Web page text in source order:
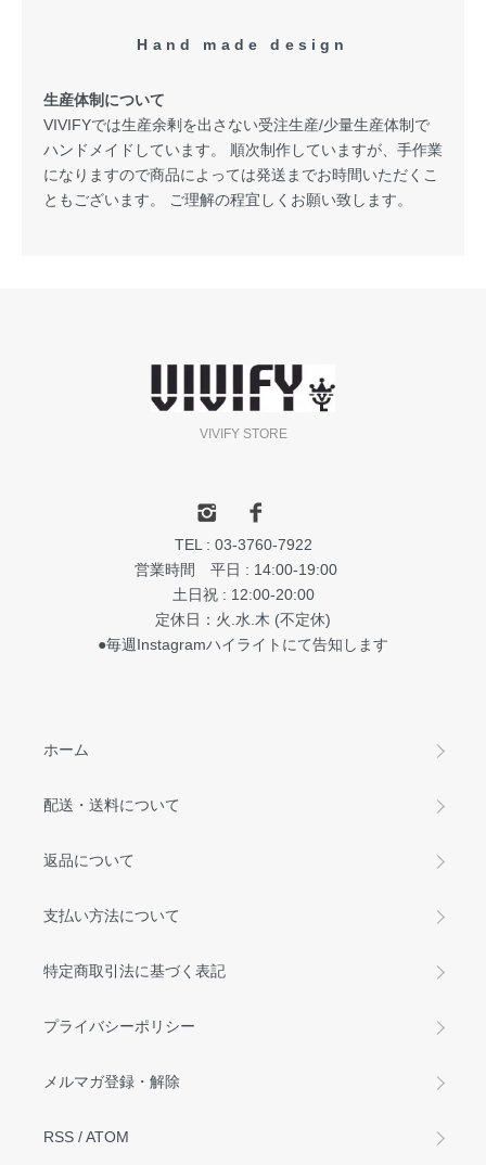
Hand made design
生産体制について
VIVIFYでは生産余剰を出さない受注生産/少量生産体制で
ハンドメイドしています。 順次制作していますが、手作業
になりますので商品によっては発送までお時間いただくこ
ともございます。 ご理解の程宜しくお願い致します。
VIVIFY STORE
TEL : 03-3760-7922
営業時間 平日 : 14:00-19:00
土日祝 : 12:00-20:00
定休日：火.水.木 (不定休)
●毎週Instagramハイライトにて告知します
ホーム
配送・送料について
返品について
支払い方法について
特定商取引法に基づく表記
プライバシーポリシー
メルマガ登録・解除
RSS /ATOM